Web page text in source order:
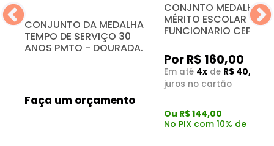
CONJUNTO DA MEDALHA
TEMPO DE SERVIÇO 30
ANOS PMTO - DOURADA.
Faça um orçamento
CONJNTO MEDALHA
MÉRITO ESCOLAR
FUNCIONARIO CEPMG
Por R$ 160,00
Em até 4x de R$ 40,00
juros no cartão
Ou R$ 144,00
No PIX com 10% de